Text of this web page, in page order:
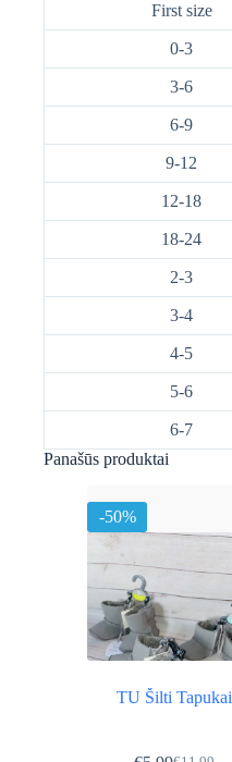
First size
0-3
3-6
6-9
9-12
12-18
18-24
2-3
3-4
4-5
5-6
6-7
Panašūs produktai
-50%
TU Šilti Tapukai